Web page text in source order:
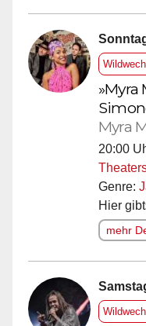
»Myra
Myra
20:00
Genre:
Hier
mehr